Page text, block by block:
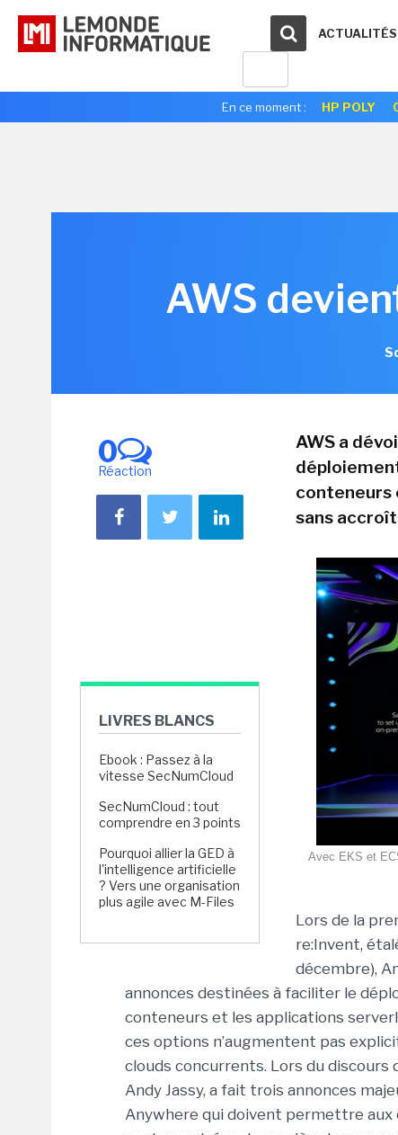
ACTUALITÉS
En ce moment : HP POLY
AWS
0
Réaction
LIVRES BLANCS
Ebook : Passez à la
vitesse SecNumCloud
SecNumCloud : tout
comprendre en 3 points
Pourquoi allier la GED à
l'intelligence artificielle
? Vers une organisation
plus agile avec M-Files
AWS a
conteneurs
sans
Avec EKS et
Lors de la
re:Invent,
décembre),
annonces destinées à faciliter le
conteneurs et les applications
ces options n’augmentent pas
clouds concurrents. Lors du discours
Andy Jassy, a fait trois annonces
Anywhere qui doivent permettre